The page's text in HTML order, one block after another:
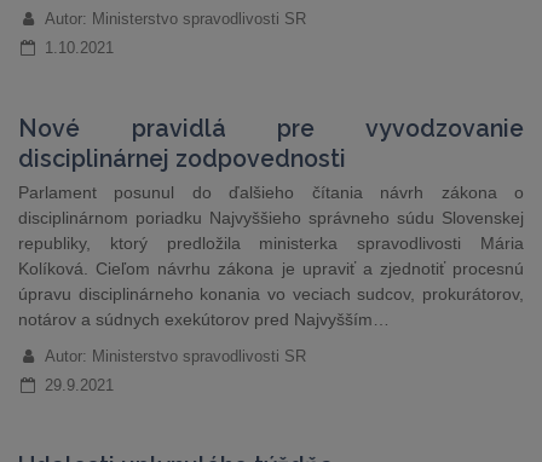
Autor: Ministerstvo spravodlivosti SR
1.10.2021
Nové pravidlá pre vyvodzovanie
disciplinárnej zodpovednosti
Parlament posunul do ďalšieho čítania návrh zákona o
disciplinárnom poriadku Najvyššieho správneho súdu Slovenskej
republiky, ktorý predložila ministerka spravodlivosti Mária
Kolíková. Cieľom návrhu zákona je upraviť a zjednotiť procesnú
úpravu disciplinárneho konania vo veciach sudcov, prokurátorov,
notárov a súdnych exekútorov pred Najvyšším…
Autor: Ministerstvo spravodlivosti SR
29.9.2021